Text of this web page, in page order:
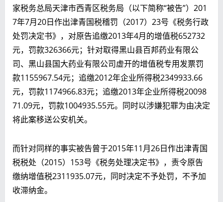
家税务总局天津市西青区税务局（以下简称“被告”）201
7年7月20日作出津青国税稽罚（2017）23号《税务行政
处罚决定书》，对原告追缴2013年4月的增值税652732
元，罚款326366元；针对取得黑山县百邦药业有限公
司、黑山县国大药业有限公司虚开的增值税专用发票罚
款1155967.54元；追缴2012年企业所得税2349933.66
元，罚款1174966.83元；追缴2013年企业所得税20098
71.09元，罚款1004935.55元。同时以涉嫌犯罪为由决定
将此案移送公安机关。
而针对同样的事实被告曾于2015年11月26日作出津青国
税税处（2015）153号《税务处理决定书》，责令原告
缴纳增值税2311935.07元，同时决定不予处罚，不予加
收滞纳金。